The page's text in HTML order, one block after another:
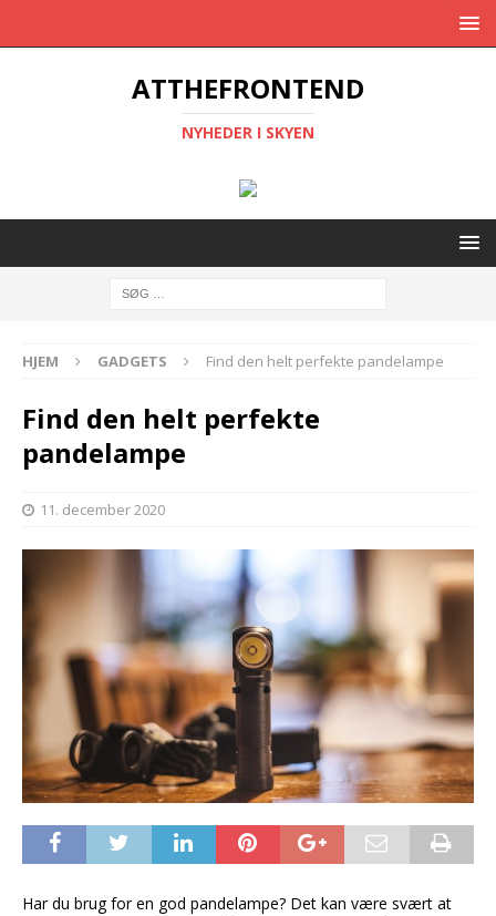
ATTHEFRONTEND
NYHEDER I SKYEN
HJEM GADGETS Find den helt perfekte pandelampe
Find den helt perfekte
pandelampe
11. december 2020
Har du brug for en god pandelampe? Det kan være svært at